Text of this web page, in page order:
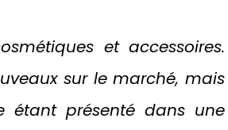
et accessoires.
sur le marché, mais
étant présenté dans une